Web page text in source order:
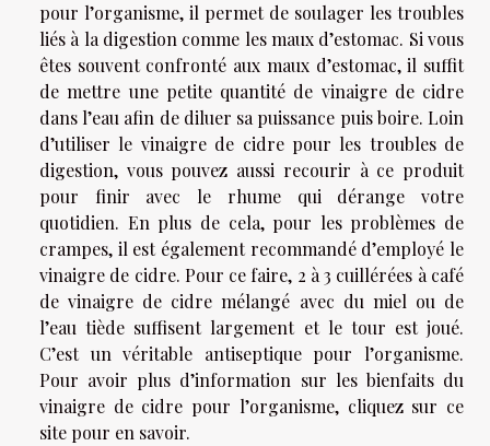
pour l’organisme, il permet de soulager les troubles
liés à la digestion comme les maux d’estomac. Si vous
êtes souvent confronté aux maux d’estomac, il suffit
de mettre une petite quantité de vinaigre de cidre
dans l’eau afin de diluer sa puissance puis boire. Loin
d’utiliser le vinaigre de cidre pour les troubles de
digestion, vous pouvez aussi recourir à ce produit
pour finir avec le rhume qui dérange votre
quotidien. En plus de cela, pour les problèmes de
crampes, il est également recommandé d’employé le
vinaigre de cidre. Pour ce faire, 2 à 3 cuillérées à café
de vinaigre de cidre mélangé avec du miel ou de
l’eau tiède suffisent largement et le tour est joué.
C’est un véritable antiseptique pour l’organisme.
Pour avoir plus d’information sur les bienfaits du
vinaigre de cidre pour l’organisme, cliquez sur ce
site pour en savoir.